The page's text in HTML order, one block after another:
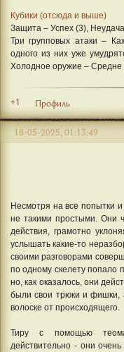
Кубики (отсюда и выше)
Защита – Успех (3),
Три групповых атаки –
одного из них уже
Холодное оружие –
+1
Профиль
18-05-2025, 01:13:49
Несмотря на все попытки
не такими простыми. Они
действия, грамотно
услышать какие-то
своими разговорами
по одному скелету
но, как оказалось, они
были свои трюки и
волоске от происходящего.
Тиру с помощью
действительно - они